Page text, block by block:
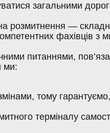
загальними
розмитнення —
фахівців з
питаннями,
ми:
тому
терміналу